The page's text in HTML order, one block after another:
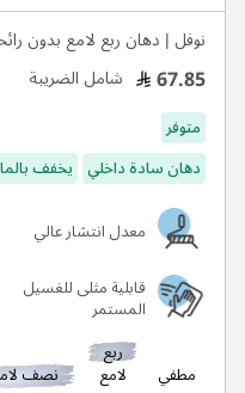
نوفل | دهان ربع لامع بدون
67.85 شامل الضريبة
متوفر
دهان سادة داخلي يخفف
معدل انتشار عالي
قابلية مثلى للغسيل
المستمر
مطفي
ربع
لامع نصف